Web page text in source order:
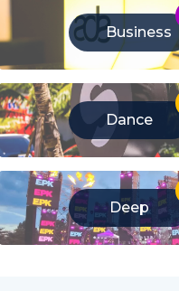
Business
Dance
Deep